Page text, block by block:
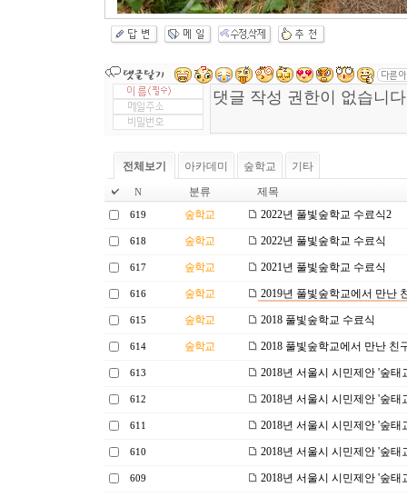
전체보기 아카데미 숲학교 기타
N 분류 제목
619 숲학교 2022년 풀빛숲학교 수료식2
618 숲학교 2022년 풀빛숲학교 수료식
617 숲학교 2021년 풀빛숲학교 수료식
616 숲학교 2019년 풀빛숲학교에서 만난
615 숲학교 2018 풀빛숲학교 수료식
614 숲학교 2018 풀빛숲학교에서 만난 친
613 2018년 서울시 시민제안 '숲
612 2018년 서울시 시민제안 '숲
611 2018년 서울시 시민제안 '숲
610 2018년 서울시 시민제안 '숲
609 2018년 서울시 시민제안 '숲